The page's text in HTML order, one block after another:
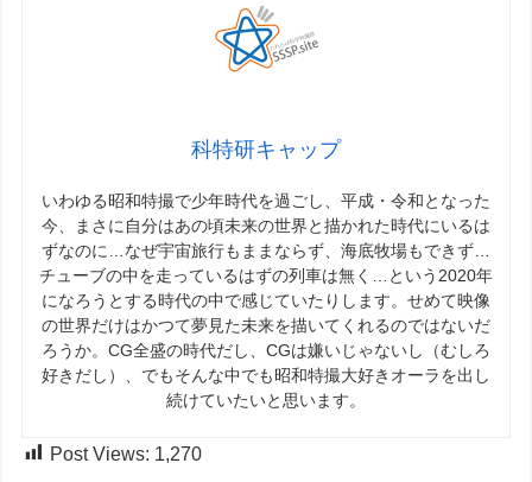
科特研キャップ
いわゆる昭和特撮で少年時代を過ごし、平成・令和となった
今、まさに自分はあの頃未来の世界と描かれた時代にいるは
ずなのに…なぜ宇宙旅行もままならず、海底牧場もできず…
チューブの中を走っているはずの列車は無く…という2020年
になろうとする時代の中で感じていたりします。せめて映像
の世界だけはかつて夢見た未来を描いてくれるのではないだ
ろうか。CG全盛の時代だし、CGは嫌いじゃないし（むしろ
好きだし）、でもそんな中でも昭和特撮大好きオーラを出し
続けていたいと思います。
Post Views: 1,270